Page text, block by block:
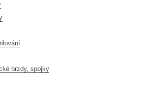
brzdy, spojky